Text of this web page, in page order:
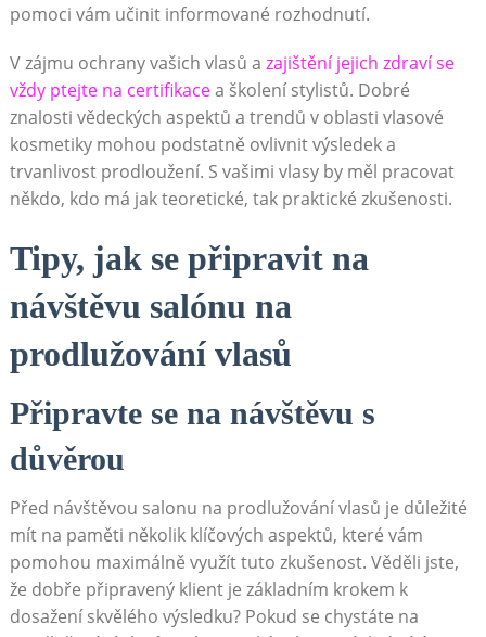
pomoci vám učinit informované rozhodnutí.
V zájmu ochrany vašich vlasů a zajištění jejich zdraví se
vždy ptejte na certifikacea školení stylistů. Dobré
znalosti vědeckých aspektů a trendů v oblasti vlasové
kosmetiky mohou podstatně ovlivnit výsledek a
trvanlivost prodloužení. S vašimi vlasy by měl pracovat
někdo, kdo má jak teoretické, tak praktické zkušenosti.
Tipy, jak se připravit na
návštěvu salónu na
prodlužování vlasů
Připravte se na návštěvu s
důvěrou
Před návštěvou salonu na prodlužování vlasů je důležité
mít na paměti několik klíčových aspektů, které vám
pomohou maximálně využít tuto zkušenost. Věděli jste,
že dobře připravený klient je základním krokem k
dosažení skvělého výsledku? Pokud se chystáte na